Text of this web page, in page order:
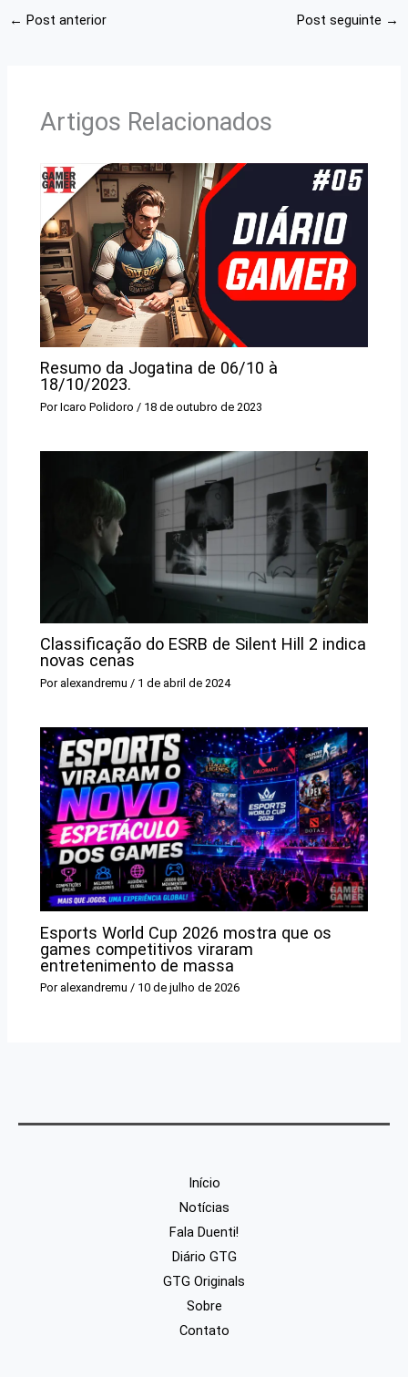
← Post anterior Post seguinte →
Artigos Relacionados
Resumo da Jogatina de 06/10 à
18/10/2023.
PorIcaro Polidoro / 18 de outubro de 2023
Classificação do ESRB de Silent Hill 2 indica
novas cenas
Por alexandremu / 1 de abril de 2024
Esports World Cup 2026 mostra que os
games competitivos viraram
entretenimento de massa
Por alexandremu/ 10 de julho de 2026
Início
Notícias
Fala Duenti!
Diário GTG
GTG Originals
Sobre
Contato